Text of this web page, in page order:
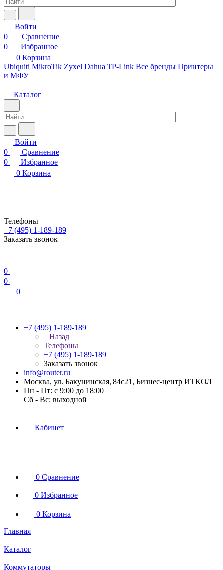
Войти
0
Сравнение
0
Избранное
0 Корзина
Ubiquiti MikroTik Zyxel Dahua TP-Link Все бренды Принтеры
и МФУ
Каталог
Войти
0
Сравнение
0
Избранное
0 Корзина
Телефоны
+7 (495) 1-189-189
Заказать звонок
0
0
0
+7 (495) 1-189-189
Назад
Телефоны
+7 (495) 1-189-189
Заказать звонок
info@router.ru
Москва, ул. Бакунинская, 84с21, Бизнес-центр ИТКОЛ
Пн - Пт: с 9:00 до 18:00
Cб - Вс: выходной
Кабинет
0 Сравнение
0 Избранное
0 Корзина
Главная
Каталог
Коммутаторы